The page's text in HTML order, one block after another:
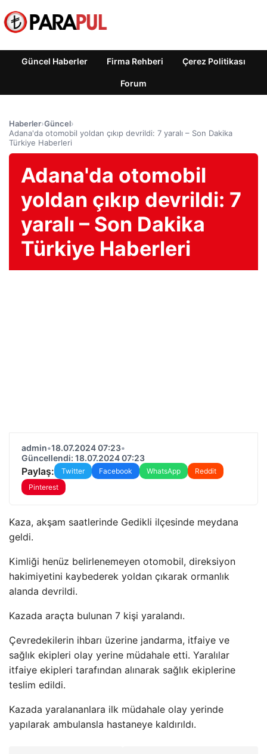
Güncel Haberler Firma Rehberi Çerez Politikası
Forum
Haberler›Güncel›
Adana'da otomobil yoldan çıkıp devrildi: 7 yaralı – Son Dakika
Türkiye Haberleri
Adana'da otomobil
yoldan çıkıp devrildi: 7
yaralı – Son Dakika
Türkiye Haberleri
admin•18.07.2024 07:23•
Güncellendi: 18.07.2024 07:23
Paylaş: Twitter Facebook WhatsApp
Reddit
Pinterest
Kaza, akşam saatlerinde Gedikli ilçesinde meydana
geldi.
Kimliği henüz belirlenemeyen otomobil, direksiyon
hakimiyetini kaybederek yoldan çıkarak ormanlık
alanda devrildi.
Kazada araçta bulunan 7 kişi yaralandı.
Çevredekilerin ihbarı üzerine jandarma, itfaiye ve
sağlık ekipleri olay yerine müdahale etti. Yaralılar
itfaiye ekipleri tarafından alınarak sağlık ekiplerine
teslim edildi.
Kazada yaralananlara ilk müdahale olay yerinde
yapılarak ambulansla hastaneye kaldırıldı.